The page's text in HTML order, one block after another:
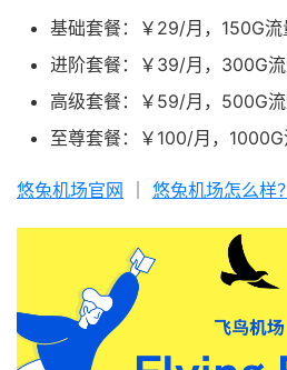
基础套餐：￥29/月，150G流
进阶套餐：￥39/月，300G流
高级套餐：￥59/月，500G流
至尊套餐：￥100/月，1000G
悠兔机场官网 悠兔机场怎么样？